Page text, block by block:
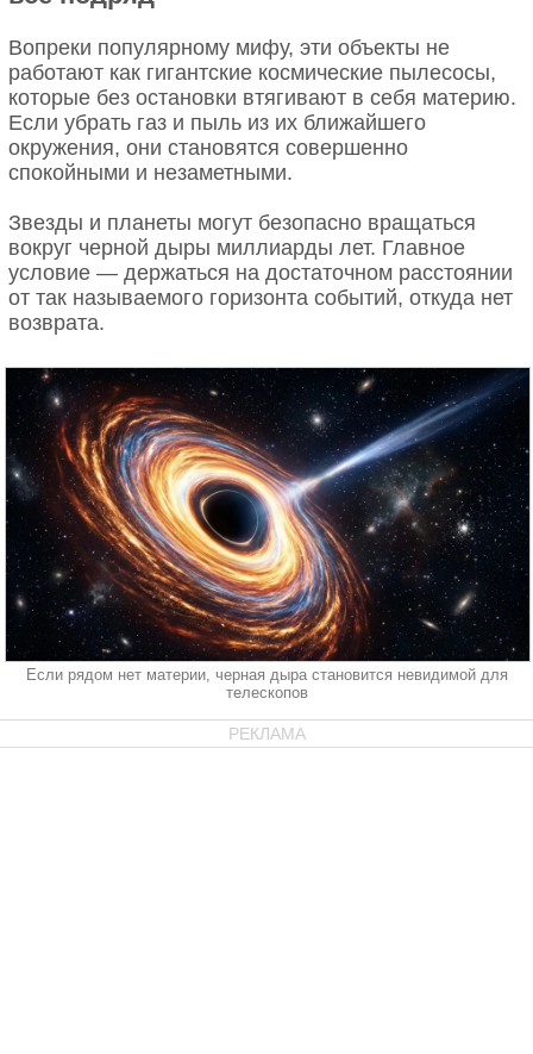
Вопреки популярному мифу, эти объекты не
работают как гигантские космические пылесосы,
которые без остановки втягивают в себя материю.
Если убрать газ и пыль из их ближайшего
окружения, они становятся совершенно
спокойными и незаметными.
Звезды и планеты могут безопасно вращаться
вокруг черной дыры миллиарды лет. Главное
условие — держаться на достаточном расстоянии
от так называемого горизонта событий, откуда нет
возврата.
Если рядом нет материи, черная дыра становится невидимой для
телескопов
РЕКЛАМА